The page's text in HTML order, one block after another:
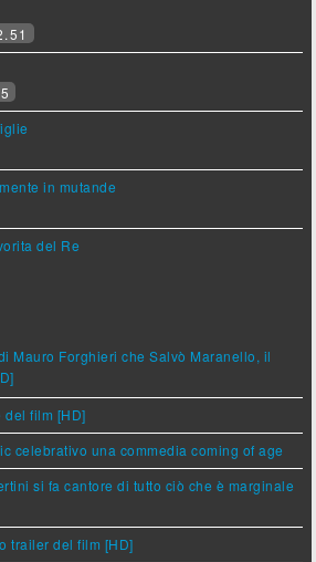
in mutande
del Re
Mauro Forghieri che Salvò Maranello, il
film [HD]
celebrativo una commedia coming of age
si fa cantore di tutto ciò che è marginale
trailer del film [HD]